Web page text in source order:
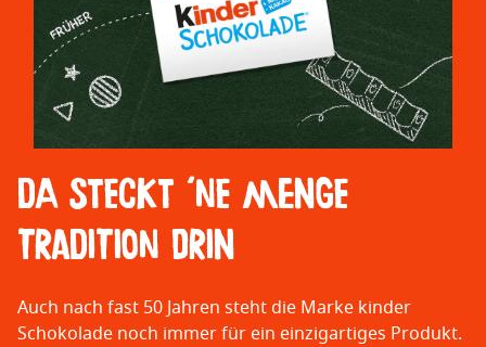
Da steckt ´ne Menge
Tradition drin
Auch nach fast 50 Jahren steht die Marke kinder
Schokolade noch immer für ein einzigartiges Produkt.